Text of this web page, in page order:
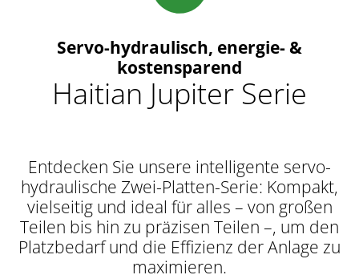
Haitian Jupiter Serie
Servo-hydraulisch, energie- &
kostensparend
Entdecken Sie unsere intelligente servo-
hydraulische Zwei-Platten-Serie: Kompakt,
vielseitig und ideal für alles – von großen
Teilen bis hin zu präzisen Teilen –, um den
Platzbedarf und die Effizienz der Anlage zu
maximieren.